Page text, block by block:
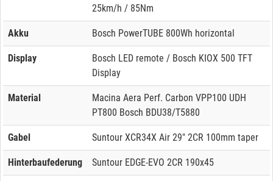
25km/h / 85Nm
Akku Bosch PowerTUBE 800Wh horizontal
Display
Bosch LED remote / Bosch KIOX 500 TFT
Display
Material
Macina Aera Perf. Carbon VPP100 UDH
PT800 Bosch BDU38/T5880
Gabel Suntour XCR34X Air 29" 2CR 100mm taper
Hinterbaufederung Suntour EDGE-EVO 2CR 190x45